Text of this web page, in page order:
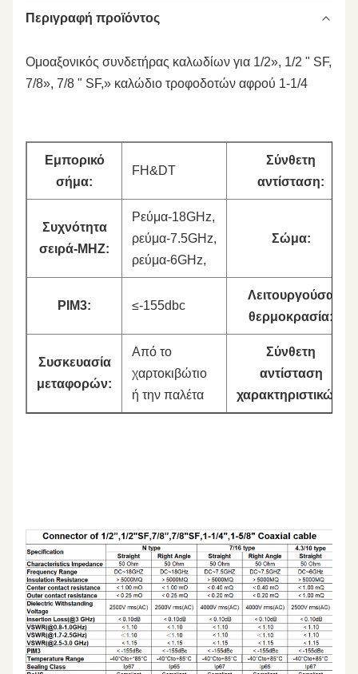
Περιγραφή προϊόντος
Ομοαξονικός συνδετήρας καλωδίων για 1/2», 1/2 " SF,
7/8», 7/8 " SF,» καλώδιο τροφοδοτών αφρού 1-1/4
Εμπορικό
σήμα:
FH&DT
Σύνθετη
αντίσταση:
Συχνότητα
σειρά-MHZ:
Ρεύμα-18GHz,
ρεύμα-7.5GHz,
ρεύμα-6GHz,
Σώμα:
PIM3: ≤-155dbc
Λειτουργούσα
θερμοκρασία:
Συσκευασία
μεταφορών:
Από το
χαρτοκιβώτιο
ή την παλέτα
Σύνθετη
αντίσταση
χαρακτηριστικών: